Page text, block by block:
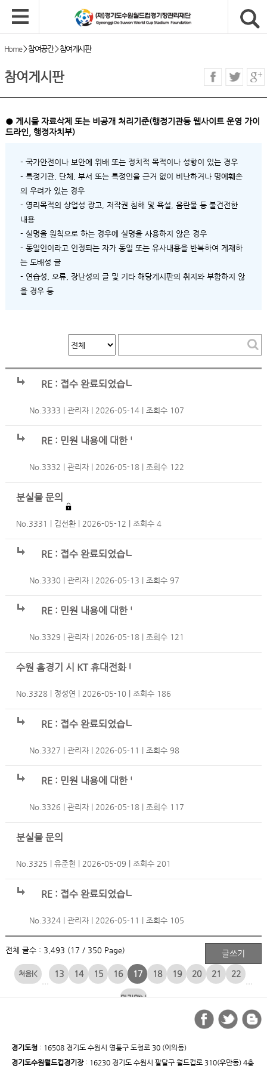
Home>참여공간>참여게시판
참여게시판
● 게시물 자료삭제 또는 비공개 처리기준(행정기관등 웹사이트 운영 가이
드라인, 행정자치부)
- 국가안전이나 보안에 위배 또는 정치적 목적이나 성향이 있는 경우
- 특정기관, 단체, 부서 또는 특정인을 근거 없이 비난하거나 명예훼손
의 우려가 있는 경우
- 영리목적의 상업성 광고, 저작권 침해 및 욕설, 음란물 등 불건전한
내용
- 실명을 원칙으로 하는 경우에 실명을 사용하지 않은 경우
- 동일인이라고 인정되는 자가 동일 또는 유사내용을 반복하여 게재하
는 도배성 글
- 연습성, 오류, 장난성의 글 및 기타 해당게시판의 취지와 부합하지 않
을 경우 등
RE : 접수 완료되었습니다.
No.3333 관리자 2026-05-14 조회수 107
RE : 민원 내용에 대한 답글입니다.
No.3332 관리자 2026-05-18 조회수 122
분실물 문의
No.3331 김선환 2026-05-12 조회수 4
RE : 접수 완료되었습니다.
No.3330 관리자 2026-05-13 조회수 97
RE : 민원 내용에 대한 답글입니다.
No.3329 관리자 2026-05-18 조회수 121
수원 홈경기 시 KT 휴대전화 데이터 통신 속도 저하
No.3328 정성연 2026-05-10 조회수 186
RE : 접수 완료되었습니다.
No.3327 관리자 2026-05-11 조회수 98
RE : 민원 내용에 대한 답글입니다.
No.3326 관리자 2026-05-18 조회수 117
분실물 문의
No.3325 유준현 2026-05-09 조회수 201
RE : 접수 완료되었습니다.
No.3324 관리자 2026-05-11 조회수 105
전체 글수 : 3,493 (17 / 350 Page)
|< 13 14 15 16 17 18 19 20 21 22
>|
경기도청: 16508 경기도 수원시 영통구 도청로 30 (이의동)
경기도수원월드컵경기장: 16230 경기도 수원시 팔달구 월드컵로 310(우만동) 4층